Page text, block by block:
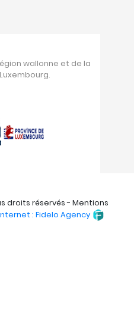
wallonne et de la
droits réservés - Mentions
: Fidelo Agency